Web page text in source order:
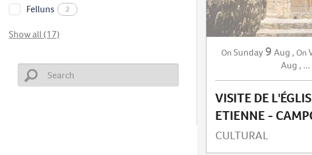
Felluns 2
Show all (17)
On Sunday 9Aug , On
Aug , ...
VISITE DE
ETIENNE -
CULTURAL